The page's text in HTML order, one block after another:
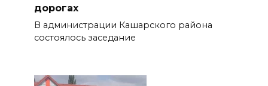
дорогах
В администрации Кашарского района
состоялось заседание